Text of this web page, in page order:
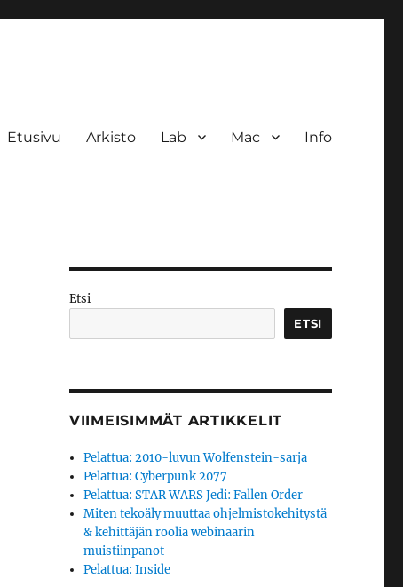
Etusivu Arkisto Lab Mac Info
Etsi
ETSI
VIIMEISIMMÄT ARTIKKELIT
Pelattua: 2010-luvun Wolfenstein-sarja
Pelattua: Cyberpunk 2077
Pelattua: STAR WARS Jedi: Fallen Order
Miten tekoäly muuttaa ohjelmistokehitystä
& kehittäjän roolia webinaarin
muistiinpanot
Pelattua: Inside